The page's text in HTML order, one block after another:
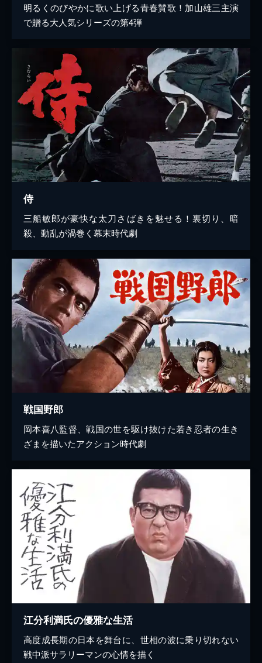
明るくのびやかに歌い上げる青春賛歌！加山雄三主演
で贈る大人気シリーズの第4弾
侍
三船敏郎が豪快な太刀さばきを魅せる！裏切り、暗
殺、動乱が渦巻く幕末時代劇
戦国野郎
岡本喜八監督、戦国の世を駆け抜けた若き忍者の生き
ざまを描いたアクション時代劇
江分利満氏の優雅な生活
高度成長期の日本を舞台に、世相の波に乗り切れない
戦中派サラリーマンの心情を描く